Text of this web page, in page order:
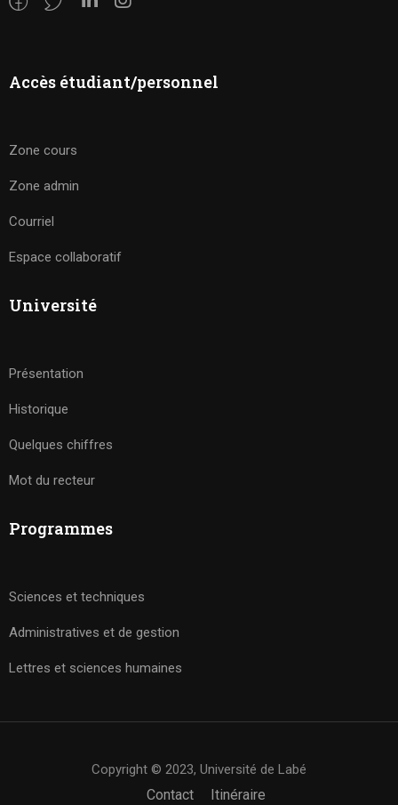
Accès étudiant/personnel
Zone cours
Zone admin
Courriel
Espace collaboratif
Université
Présentation
Historique
Quelques chiffres
Mot du recteur
Programmes
Sciences et techniques
Administratives et de gestion
Lettres et sciences humaines
Copyright © 2023, Université de Labé
Contact Itinéraire